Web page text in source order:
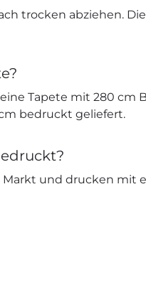
trocken abziehen.
Tapete mit 280 cm
bedruckt geliefert.
und drucken mit